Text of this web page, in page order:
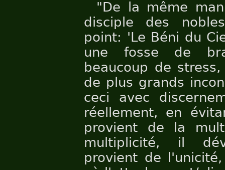
"De la même
disciple des
point: 'Le Béni du
une fosse de
beaucoup de
de plus grands
ceci avec
réellement, en
provient de la
multiplicité, il
provient de